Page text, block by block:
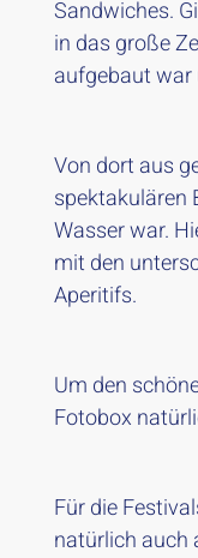
Sandwiches.
in das große
aufgebaut war
Von dort aus
spektakulären
Wasser war.
mit den
Aperitifs.
Um den
Fotobox
Für die
natürlich auch